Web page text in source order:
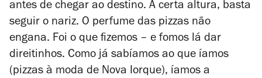
antes de chegar ao destino. A certa altura, basta
seguir o nariz. O perfume das pizzas não
engana. Foi o que fizemos – e fomos lá dar
direitinhos. Como já sabíamos ao que íamos
(pizzas à moda de Nova Iorque), íamos a